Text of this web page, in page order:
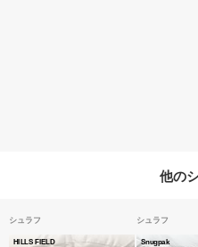
他の
シュラフ
HILLS FIELD
シュラフ
Snugpak